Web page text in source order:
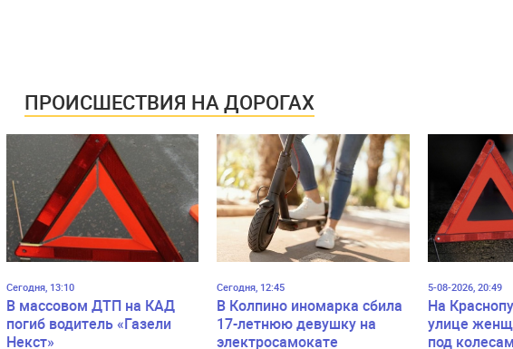
ПРОИСШЕСТВИЯ НА ДОРОГАХ
Сегодня, 13:10
В массовом ДТП на КАД
погиб водитель «Газели
Некст»
Сегодня, 12:45
В Колпино иномарка сбила
17-летнюю девушку на
электросамокате
5-08-2026, 20:49
На
улице
под